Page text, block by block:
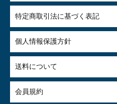
特定商取引法に基づく表記
個人情報保護方針
送料について
会員規約